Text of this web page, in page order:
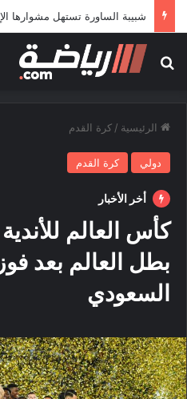
شبيبة الساورة تستهل مشوارها
بحث عن
الرئيسية / كرة القدم
دولي كرة القدم
أخر الأخبار
كأس العالم
بطل العالم بعد
السعودي